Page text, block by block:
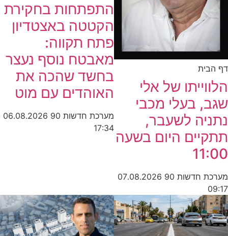
דף הבית
הלווייתו של אלי
שגב, בעלי מכבי
נתניה לשעבר,
תתקיים היום בשעה
11:00
מערכת חדשות 90
07.08.2026
09:17
התפתחות בחקירת
הקטטה באצטדיון
פתח תקווה:
מאבטח נוסף נעצר
בחשד שהכה את
האוהדים עם מוט
מערכת חדשות 90
06.08.2026
17:34